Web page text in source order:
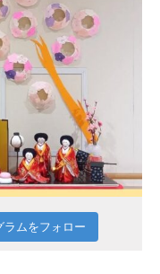
ラムをフォロー